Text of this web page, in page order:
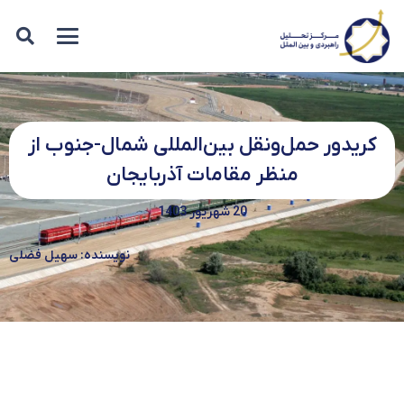
کریدور حمل‌ونقل بین‌المللی شمال-جنوب از
منظر مقامات آذربایجان
20 شهریور 1403
نویسنده: سهیل فضلی